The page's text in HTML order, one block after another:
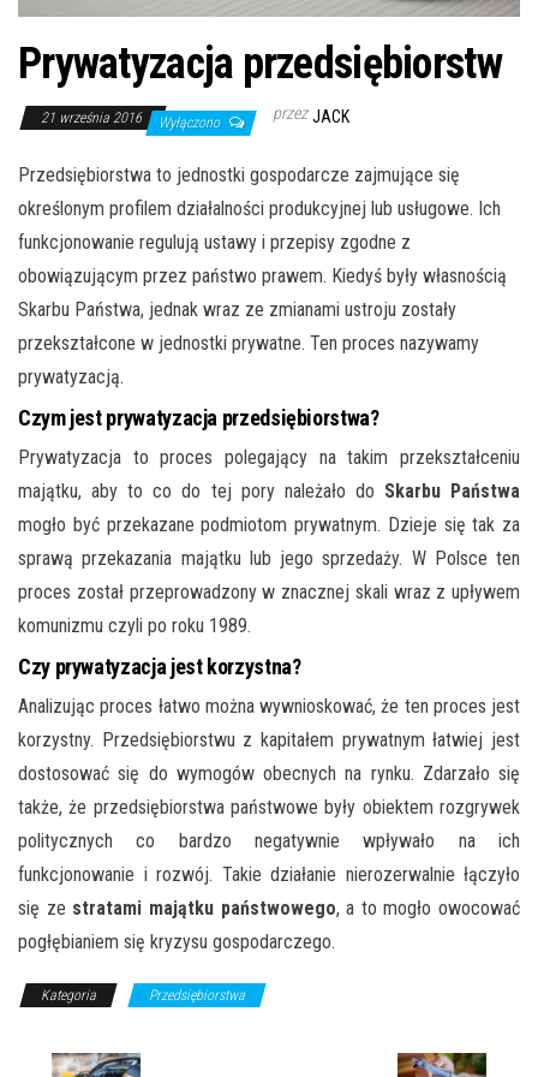
Prywatyzacja przedsiębiorstw
21 września 2016 Wyłączono przez JACK
Przedsiębiorstwa to jednostki gospodarcze zajmujące się
określonym profilem działalności produkcyjnej lub usługowe. Ich
funkcjonowanie regulują ustawy i przepisy zgodne z
obowiązującym przez państwo prawem. Kiedyś były własnością
Skarbu Państwa, jednak wraz ze zmianami ustroju zostały
przekształcone w jednostki prywatne. Ten proces nazywamy
prywatyzacją.
Czym jest prywatyzacja przedsiębiorstwa?
Prywatyzacja to proces polegający na takim przekształceniu
majątku, aby to co do tej pory należało do Skarbu Państwa
mogło być przekazane podmiotom prywatnym. Dzieje się tak za
sprawą przekazania majątku lub jego sprzedaży. W Polsce ten
proces został przeprowadzony w znacznej skali wraz z upływem
komunizmu czyli po roku 1989.
Czy prywatyzacja jest korzystna?
Analizując proces łatwo można wywnioskować, że ten proces jest
korzystny. Przedsiębiorstwu z kapitałem prywatnym łatwiej jest
dostosować się do wymogów obecnych na rynku. Zdarzało się
także, że przedsiębiorstwa państwowe były obiektem rozgrywek
politycznych co bardzo negatywnie wpływało na ich
funkcjonowanie i rozwój. Takie działanie nierozerwalnie łączyło
się ze stratami majątku państwowego, a to mogło owocować
pogłębianiem się kryzysu gospodarczego.
Kategoria Przedsiębiorstwa